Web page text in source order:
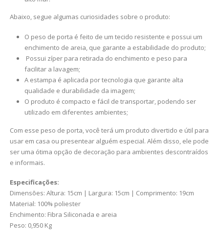
Abaixo, segue algumas curiosidades sobre o produto:
O peso de porta é feito de um tecido resistente e possui um
enchimento de areia, que garante a estabilidade do produto;
Possui zíper para retirada do enchimento e peso para
facilitar a lavagem;
A estampa é aplicada por tecnologia que garante alta
qualidade e durabilidade da imagem;
O produto é compacto e fácil de transportar, podendo ser
utilizado em diferentes ambientes;
Com esse peso de porta, você terá um produto divertido e útil para
usar em casa ou presentear alguém especial. Além disso, ele pode
ser uma ótima opção de decoração para ambientes descontraídos
e informais.
Especificações:
Dimensões: Altura: 15cm | Largura: 15cm | Comprimento: 19cm
Material: 100% poliester
Enchimento: Fibra Siliconada e areia
Peso: 0,950 Kg